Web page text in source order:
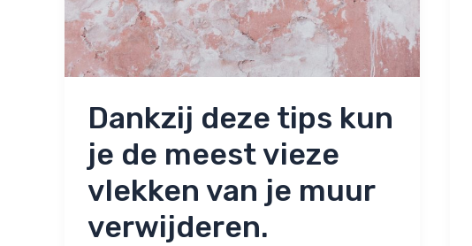
Dankzij deze tips kun
je de meest vieze
vlekken van je muur
verwijderen.